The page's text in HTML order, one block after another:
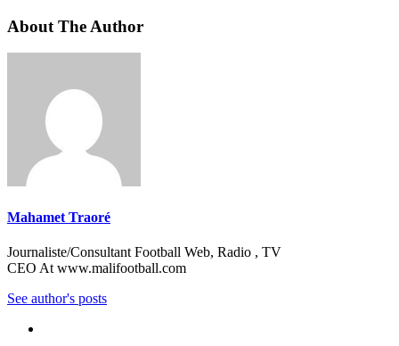
About The Author
Mahamet Traoré
Journaliste/Consultant Football Web, Radio , TV
CEO At www.malifootball.com
See author's posts